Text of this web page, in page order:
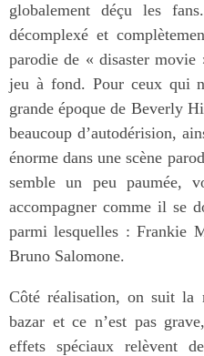
globalement déçu les
décomplexé et
parodie de « disaster
jeu à fond. Pour ceux qui
grande époque de Beverly
beaucoup d’autodérision,
énorme dans une scène
semble un peu paumée,
accompagner comme il se
parmi lesquelles : Frankie
Bruno Salomone.
Côté réalisation, on suit la
bazar et ce n’est pas
effets spéciaux relèvent